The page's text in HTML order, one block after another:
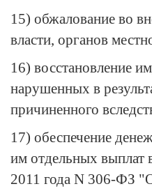
15) обжалование во
власти, органов
16) восстановление
нарушенных в
причиненного
17) обеспечение
им отдельных выплат
2011 года N 306-ФЗ